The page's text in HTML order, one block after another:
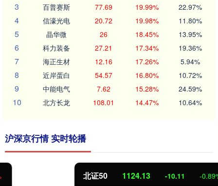
3 百普赛斯 77.69 19.99% 22.97%
4 信濠光电 20.72 19.98% 11.80%
5 晶华微 26 18.45% 13.95%
6 科力装备 27.21 17.34% 19.36%
7 海正生材 12.16 17.26% 5.94%
8 近岸蛋白 54.57 16.80% 10.72%
9 中能电气 7.62 15.28% 24.59%
10 北方长龙 108.01 14.47% 10.64%
沪深京行情 实时轮播
1124.13 -10.11 -0.89%